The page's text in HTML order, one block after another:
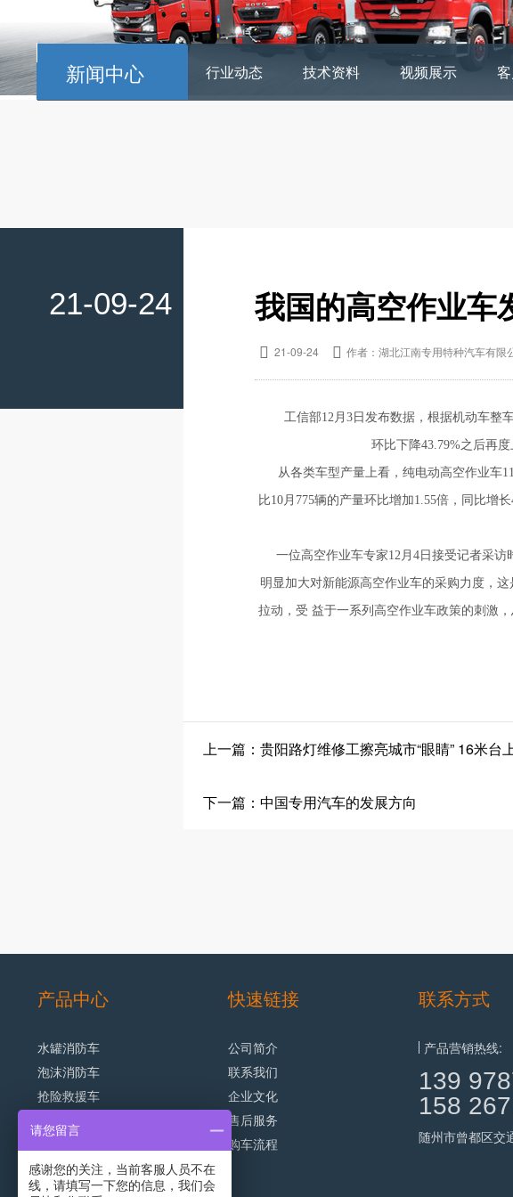
新闻中心 行业动态 技术资料 视频展示
21-09-24 我国的高空作业车
 21-09-24  作者：湖北江南专用特种汽车有限
工信部12月3日发布数据，根据机动车整车
环比下降43.79%之后再
从各类车型产量上看，纯电动高空作业车
比10月775辆的产量环比增加1.55倍，同比增
一位高空作业车专家12月4日接受记者采
明显加大对新能源高空作业车的采购力度，
拉动，受 益于一系列高空作业车政策的刺激
上一篇：贵阳路灯维修工擦亮城市“眼睛” 16米台
下一篇：中国专用汽车的发展方向
产品中心
水罐消防车
泡沫消防车
抢险救援车
{infocat5003}
{/infocat5003}
消防洒水车
快速链接
公司简介
联系我们
企业文化
售后服务
购车流程
联系方式
产品营销热线:
139
158
随州市曾都区交
请您留言
感谢您的关注，当前客服人员不在
线，请填写一下您的信息，我们会